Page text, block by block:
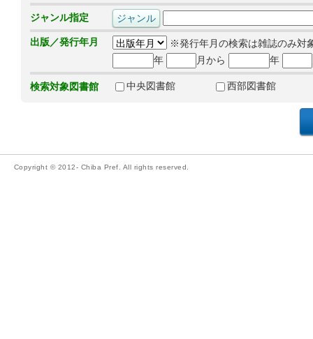
ジャンル指定
出版／発行年月
※発行年月の検索は雑誌のみ対
年
月から 年
検索対象図書館 中央図書館 西部図書館
Copyright © 2012- Chiba Pref. All rights reserved.